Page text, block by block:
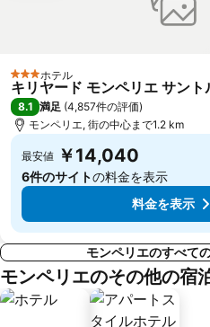
3 ホテルのランク
ホテル
キリヤード モンペリエ サン
8.1 満足 (4,857件の評価)
モンペリエ, 街の中心まで1.2 km
最安値 ￥14,040
6件のサイトの料金を表示
料金を表示
モンペリエのすべて
モンペリエのその他の宿